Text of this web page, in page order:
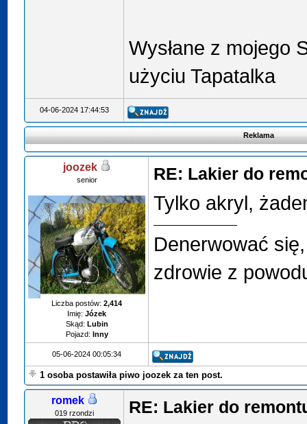
Wysłane z mojego
użyciu Tapatalka
04-06-2024 17:44:53
Reklama
joozek
senior
Liczba postów:2,414
Imię: Józek
Skąd: Lubin
Pojazd: Inny
RE: Lakier do
Tylko akryl,
Denerwować
zdrowie z
05-06-2024 00:05:34
1 osoba postawiła piwo joozek za ten post.
romek
019 rzondzi RE: Lakier do